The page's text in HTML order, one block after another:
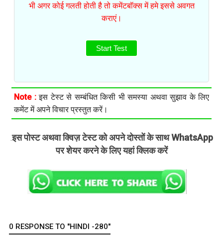
भी अगर कोई गलती होती है तो कमेंटबॉक्स में हमे इससे अवगत
कराएं।
Start Test
Note :इस टेस्ट से सम्बंधित किसी भी समस्या अथवा सुझाव के लिए
कमेंट में अपने विचार प्रस्तुत करें।
.इस पोस्ट अथवा क्विज़ टेस्ट को अपने दोस्तों के साथ WhatsApp
पर शेयर करने के लिए यहां क्लिक करें
0 RESPONSE TO "HINDI -280"